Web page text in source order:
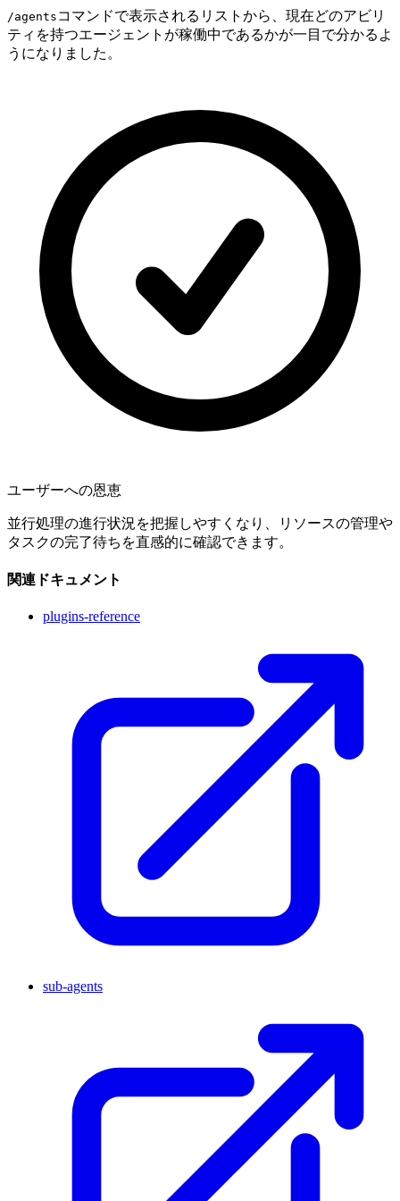
/agents コマンドで表示されるリストから、現在どのアビリ
ティを持つエージェントが稼働中であるかが一目で分かるよ
うになりました。
ユーザーへの恩恵
並行処理の進行状況を把握しやすくなり、リソースの管理や
タスクの完了待ちを直感的に確認できます。
関連ドキュメント
plugins-reference
sub-agents